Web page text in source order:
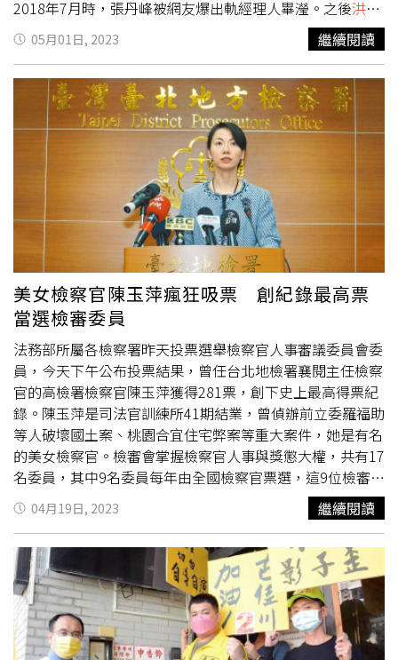
種：SL34、Gesha 獲獎資歷：2022典藏台灣精品咖啡國
際競標決賽、2022 台灣精品咖啡豆評鑑/金質獎、2023
COE台灣卓越盃/第19名嘉義縣政府廣告
2018年7月時，張丹峰被網友爆出軌經理人畢瀅。之後洪欣
公開力挺張丹峰，張丹峰也立刻辭退畢瀅表態。但在2022
年12月時，網友又再次爆料，指稱畢瀅仍在幫張丹峰處理工
作，而且在外地演出工作時，兩人甚至直接同房，之後更傳
出張丹峰與畢瀅的結婚證書。所有的事情讓身為正宮的洪欣
忍無可忍。洪欣最後選擇在1日凌晨於微博發文，內容中表
示「我和張丹峰不再是夫妻關係」，但這則貼文卻一直刪了
洪欣憤怒的表示「某人一直刪除我微
博」，這才讓網友理解到，可能是張丹峰手上有
密碼，所以才能刪文阻止洪欣發言。（圖／翻攝自微博）最
後就連張丹峰也在微博上發文「對，不過了！(指離婚)」並
且還標記
的帳號，就有不少網友留言諷刺他刪除文章一
事，結果張丹峰反而與眾多網友發生口角，直接在微博上互
相對罵起來。（圖／翻攝自微博）之後，被網友點名疑似為
小三的經紀人畢瀅，疑似也用微博發文，內容中指出「兩位
老師，吵架歸吵架，別拿離婚開玩笑，這麼發展我真是說不
清了」，並且還標記張丹峰與洪欣兩人的帳號。但由於該帳
號並沒有微博的官方認證，目前尚不清楚是否為畢瀅本人發
文。（圖／翻攝自微博）
05月01日, 2023 繼續閱讀
美女檢察官陳玉萍瘋狂吸票 創紀錄最高票
當選檢審委員
法務部所屬各檢察署昨天投票選舉檢察官人事審議委員會委
員，今天下午公布投票結果，曾任台北地檢署襄閱主任檢察
官的高檢署檢察官陳玉萍獲得281票，創下史上最高得票紀
錄。陳玉萍是司法官訓練所41期結業，曾偵辦前立委羅福助
等人破壞國土案、桃園合宜住宅弊案等重大案件，她是有名
的美女檢察官。檢審會掌握檢察官人事與獎懲大權，共有17
名委員，其中9名委員每年由全國檢察官票選，這9位檢審委
員被稱為民選委員，依慣例，最高票者為民選檢審委員的
「委員長」，負責召集全體民選檢審委員，討論檢察長入
圍、主任檢察官的人事及獎懲等事務。除陳玉萍最高票以
外，其餘8位民選檢審委員為：台中地檢署詹益昌143票，
高雄地檢署莊玲如142票，基隆地檢署陳照世141票，新北
地檢署陳旭華135票，雲林地檢署朱啟仁128票，台北地檢
署郭進昌120票，台南地檢署洪欣昇104票，桃園地檢署呂
象吾106票。這次檢審委員為同額競選。
04月19日, 2023 繼續閱讀